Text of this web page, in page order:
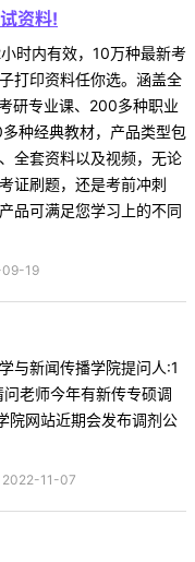
资料!
时内有效，10万种最新考
打印资料任你选。涵盖全
研专业课、200多种职业
种经典教材，产品类型包
全套资料以及视频，无论
证刷题，还是考前冲刺
品可满足您学习上的不同
09-19
与新闻传播学院提问人:1
老师今年有新传专硕调
院网站近期会发布调剂公
2022-11-07